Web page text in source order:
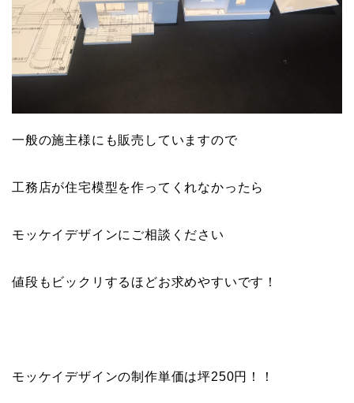
一般の施主様にも販売していますので
工務店が住宅模型を作ってくれなかったら
モッケイデザインにご相談ください
値段もビックリするほどお求めやすいです！
モッケイデザインの制作単価は坪250円！！